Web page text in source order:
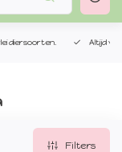
diersoorten. Altijd
Filters